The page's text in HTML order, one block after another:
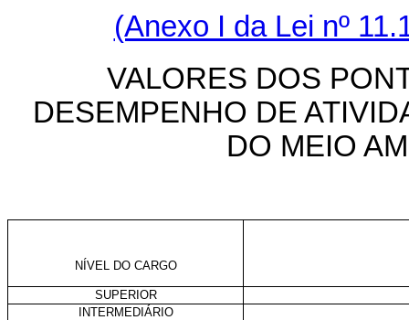
(Anexo I da Lei nº
VALORES DOS
DESEMPENHO DE
DO MEIO
NÍVEL DO CARGO
SUPERIOR
INTERMEDIÁRIO